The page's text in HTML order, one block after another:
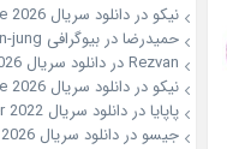
نیکو در دانلود سریال Our Sticky Love 2026
حمیدرضادر بیوگرافی Go Youn-jung
Rezvanدر دانلود سریال The Husband 2026
نیکو در دانلود سریال Our Sticky Love 2026
پاپایادر دانلود سریال One Dollar Lawyer 2022
جیسو در دانلود سریال Our Sticky Love 2026